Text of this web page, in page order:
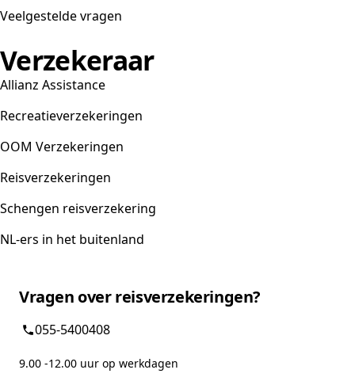
Veelgestelde vragen
Verzekeraar
Allianz Assistance
Recreatieverzekeringen
OOM Verzekeringen
Reisverzekeringen
Schengen reisverzekering
NL-ers in het buitenland
Vragen over reisverzekeringen?
055-5400408
9.00 -12.00 uur op werkdagen